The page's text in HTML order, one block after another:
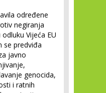
određene
negiranja
Vijeća EU
se predviđa
javno
genocida,
i ratnih